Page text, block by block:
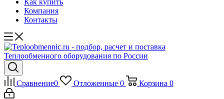
Как купить
Компания
Контакты
Сравнение0 Отложенные 0 Корзина 0